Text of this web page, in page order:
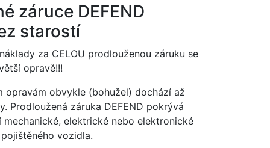
záruce DEFEND
starostí
za CELOU prodlouženou záruku se
opravě!!!
opravám obvykle (bohužel) dochází až
Prodloužená záruka DEFEND pokrývá
mechanické, elektrické nebo elektronické
vozidla.